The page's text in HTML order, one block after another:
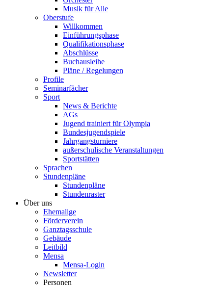
Musik für Alle
Oberstufe
Willkommen
Einführungsphase
Qualifikationsphase
Abschlüsse
Buchausleihe
Pläne / Regelungen
Profile
Seminarfächer
Sport
News & Berichte
AGs
Jugend trainiert für Olympia
Bundesjugendspiele
Jahrgangsturniere
außerschulische Veranstaltungen
Sportstätten
Sprachen
Stundenpläne
Stundenpläne
Stundenraster
Über uns
Ehemalige
Förderverein
Ganztagsschule
Gebäude
Leitbild
Mensa
Mensa-Login
Newsletter
Personen